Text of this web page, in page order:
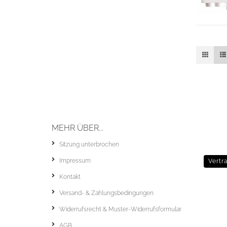
MEHR ÜBER...
Sitzung unterbrochen
Impressum
Kontakt
Versand- & Zahlungsbedingungen
Widerrufsrecht & Muster-Widerrufsformular
AGB